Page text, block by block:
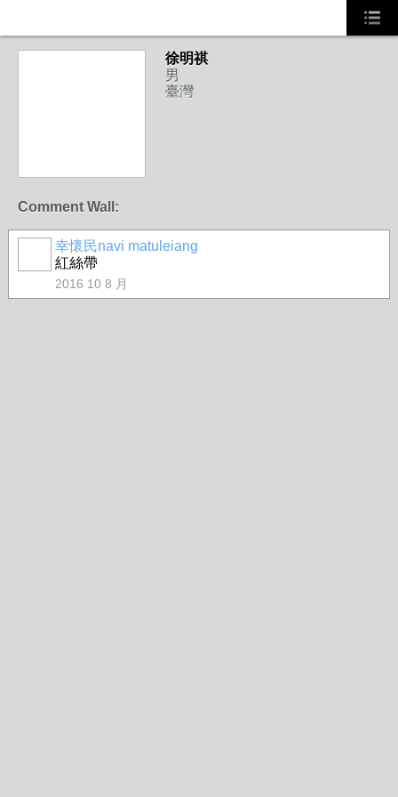
徐明祺
男
臺灣
Comment Wall:
幸懷民navi matuleiang
紅絲帶
2016 10 8 月